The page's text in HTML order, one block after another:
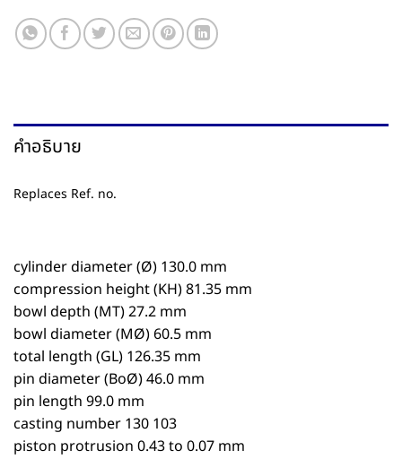
คำอธิบาย
Replaces Ref. no.
cylinder diameter (Ø) 130.0 mm
compression height (KH) 81.35 mm
bowl depth (MT) 27.2 mm
bowl diameter (MØ) 60.5 mm
total length (GL) 126.35 mm
pin diameter (BoØ) 46.0 mm
pin length 99.0 mm
casting number 130 103
piston protrusion 0.43 to 0.07 mm